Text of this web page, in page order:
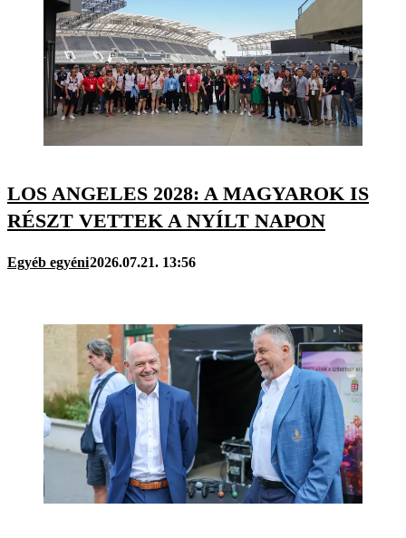
LOS ANGELES 2028: A MAGYAROK IS
RÉSZT VETTEK A NYÍLT NAPON
Egyéb egyéni2026.07.21. 13:56